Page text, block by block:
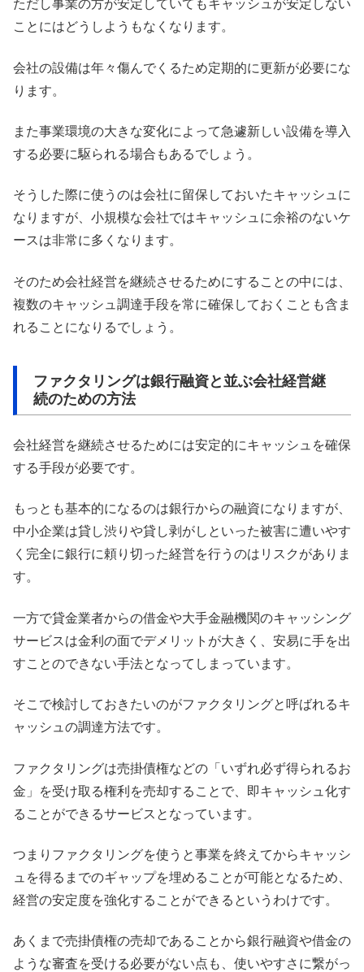
ただし事業の方が安定していてもキャッシュが安定しない
ことにはどうしようもなくなります。
会社の設備は年々傷んでくるため定期的に更新が必要にな
ります。
また事業環境の大きな変化によって急遽新しい設備を導入
する必要に駆られる場合もあるでしょう。
そうした際に使うのは会社に留保しておいたキャッシュに
なりますが、小規模な会社ではキャッシュに余裕のないケ
ースは非常に多くなります。
そのため会社経営を継続させるためにすることの中には、
複数のキャッシュ調達手段を常に確保しておくことも含ま
れることになりるでしょう。
ファクタリングは銀行融資と並ぶ会社経営継
続のための方法
会社経営を継続させるためには安定的にキャッシュを確保
する手段が必要です。
もっとも基本的になるのは銀行からの融資になりますが、
中小企業は貸し渋りや貸し剥がしといった被害に遭いやす
く完全に銀行に頼り切った経営を行うのはリスクがありま
す。
一方で貸金業者からの借金や大手金融機関のキャッシング
サービスは金利の面でデメリットが大きく、安易に手を出
すことのできない手法となってしまっています。
そこで検討しておきたいのがファクタリングと呼ばれるキ
ャッシュの調達方法です。
ファクタリングは売掛債権などの「いずれ必ず得られるお
金」を受け取る権利を売却することで、即キャッシュ化す
ることができるサービスとなっています。
つまりファクタリングを使うと事業を終えてからキャッシ
ュを得るまでのギャップを埋めることが可能となるため、
経営の安定度を強化することができるというわけです。
あくまで売掛債権の売却であることから銀行融資や借金の
ような審査を受ける必要がない点も、使いやすさに繋がっ